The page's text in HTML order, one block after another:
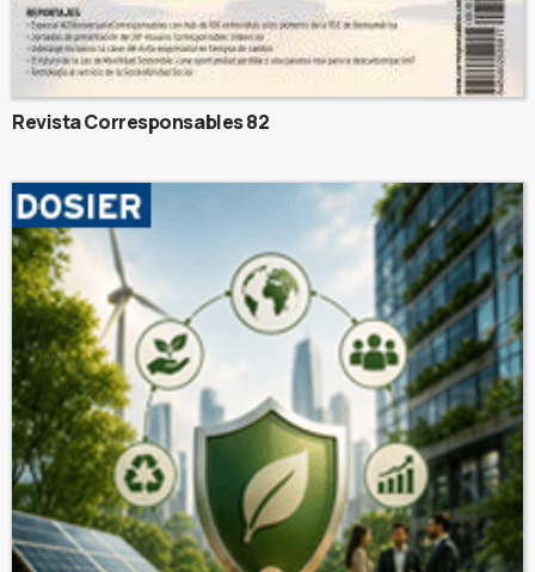
Revista Corresponsables 82